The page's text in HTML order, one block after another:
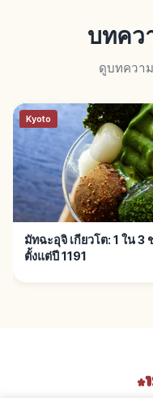
บทคว
ดูบทควา
Kyoto
มัทฉะอุจิ เกียวโต: 1 ใน 3
ตั้งแต่ปี 1191